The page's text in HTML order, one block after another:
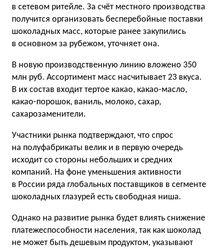
в сетевом ритейле. За счёт местного производства
получится организовать бесперебойные поставки
шоколадных масс, которые ранее закупились
в основном за рубежом, уточняет она.
В новую производственную линию вложено 350
млн руб. Ассортимент масс насчитывает 23 вкуса.
В их состав входит тертое какао, какао-масло,
какао-порошок, ваниль, молоко, сахар,
сахарозаменители.
Участники рынка подтверждают, что спрос
на полуфабрикаты велик и в первую очередь
исходит со стороны небольших и средних
компаний. На фоне уменьшения активности
в России ряда глобальных поставщиков в сегменте
шоколадных глазурей есть свободная ниша.
Однако на развитие рынка будет влиять снижение
платежеспособности населения, так как шоколад
не может быть дешевым продуктом, указывают